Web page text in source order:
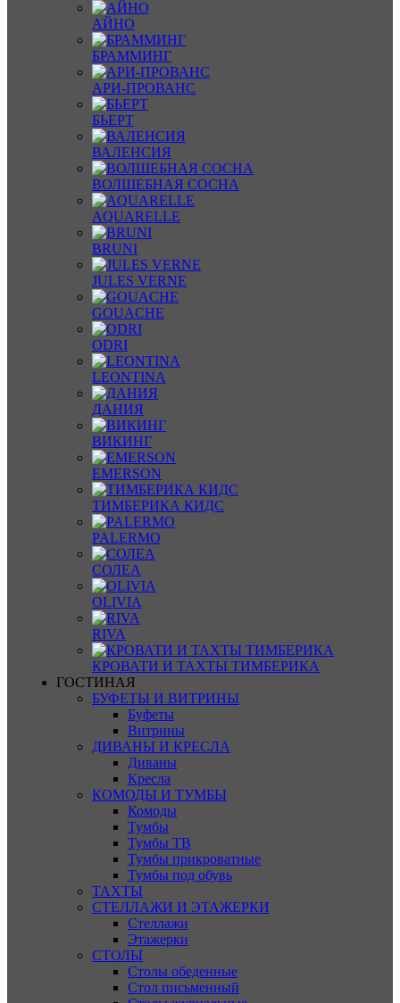
АЙНО
БРАММИНГ
АРИ-ПРОВАНС
БЬЕРТ
ВАЛЕНСИЯ
ВОЛШЕБНАЯ СОСНА
AQUARELLE
BRUNI
JULES VERNE
GOUACHE
ODRI
LEONTINA
ДАНИЯ
ВИКИНГ
EMERSON
ТИМБЕРИКА КИДС
PALERMO
СОЛЕА
OLIVIA
RIVA
КРОВАТИ И ТАХТЫ ТИМБЕРИКА
ГОСТИНАЯ
БУФЕТЫ И ВИТРИНЫ
Буфеты
Витрины
ДИВАНЫ И КРЕСЛА
Диваны
Кресла
КОМОДЫ И ТУМБЫ
Комоды
Тумбы
Тумбы ТВ
Тумбы прикроватные
Тумбы под обувь
ТАХТЫ
СТЕЛЛАЖИ И ЭТАЖЕРКИ
Стеллажи
Этажерки
СТОЛЫ
Столы обеденные
Стол письменный